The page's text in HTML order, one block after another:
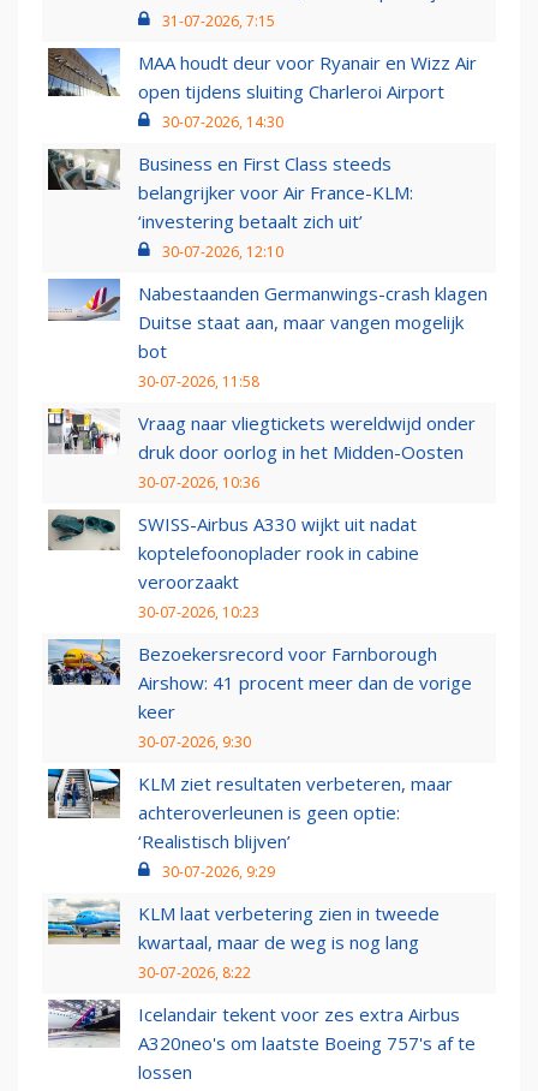
31-07-2026, 7:15
MAA houdt deur voor Ryanair en Wizz Air
open tijdens sluiting Charleroi Airport
30-07-2026, 14:30
Business en First Class steeds
belangrijker voor Air France-KLM:
‘investering betaalt zich uit’
30-07-2026, 12:10
Nabestaanden Germanwings-crash klagen
Duitse staat aan, maar vangen mogelijk
bot
30-07-2026, 11:58
Vraag naar vliegtickets wereldwijd onder
druk door oorlog in het Midden-Oosten
30-07-2026, 10:36
SWISS-Airbus A330 wijkt uit nadat
koptelefoonoplader rook in cabine
veroorzaakt
30-07-2026, 10:23
Bezoekersrecord voor Farnborough
Airshow: 41 procent meer dan de vorige
keer
30-07-2026, 9:30
KLM ziet resultaten verbeteren, maar
achteroverleunen is geen optie:
‘Realistisch blijven’
30-07-2026, 9:29
KLM laat verbetering zien in tweede
kwartaal, maar de weg is nog lang
30-07-2026, 8:22
Icelandair tekent voor zes extra Airbus
A320neo's om laatste Boeing 757's af te
lossen